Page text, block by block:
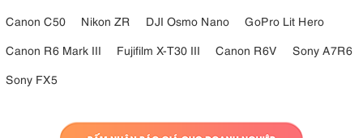
Canon C50
Nikon ZR DJI Osmo Nano
GoPro Lit Hero
Canon R6 Mark III
Fujifilm X-T30 III Canon R6V
Sony A7R6
Sony FX5